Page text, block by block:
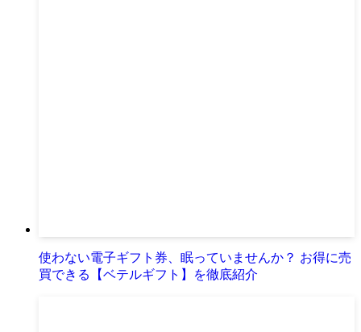
使わない電子ギフト券、眠っていませんか？ お得に売
買できる【ベテルギフト】を徹底紹介